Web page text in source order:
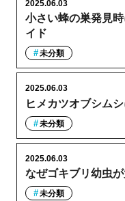
小さい蜂の巣発見
イド
2025.06.03
未分類
ヒメカツオブシム
2025.06.03
未分類
なぜゴキブリ幼虫
2025.06.03
未分類